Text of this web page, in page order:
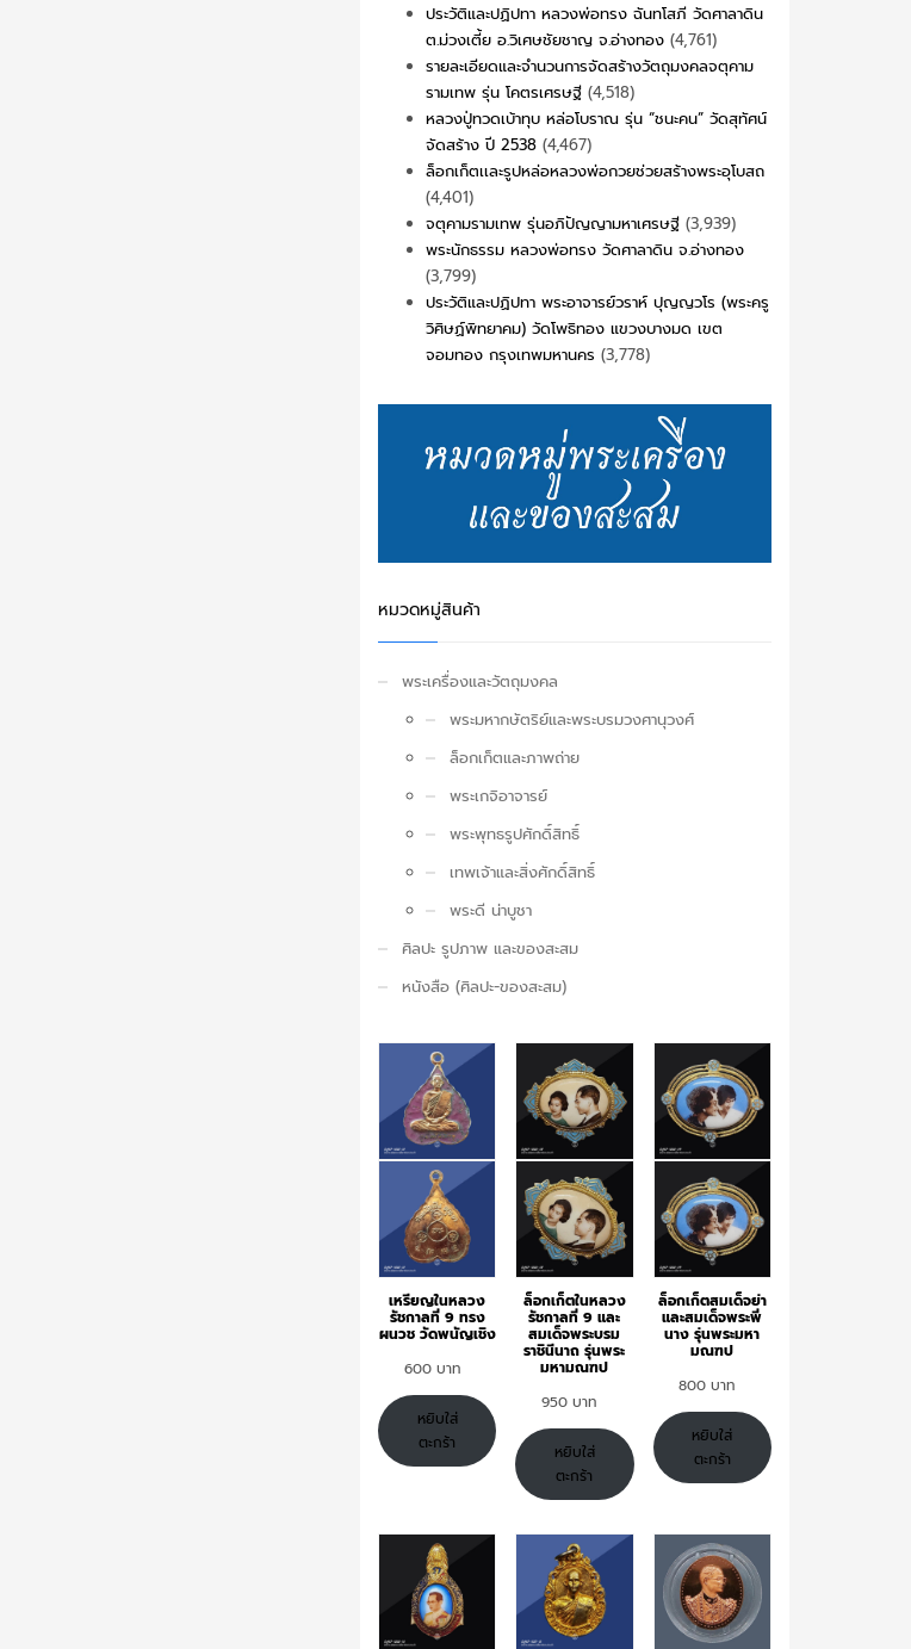
ประวัติและปฏิปทา หลวงพ่อทรง ฉันทโสภี วัดศาลาดิน
ต.ม่วงเตี้ย อ.วิเศษชัยชาญ จ.อ่างทอง (4,761)
รายละเอียดและจำนวนการจัดสร้างวัตถุมงคลจตุคาม
รามเทพ รุ่น โคตรเศรษฐี (4,518)
หลวงปู่ทวดเบ้าทุบ หล่อโบราณ รุ่น “ชนะคน” วัดสุทัศน์
จัดสร้าง ปี 2538 (4,467)
ล็อกเก็ตเเละรูปหล่อหลวงพ่อกวยช่วยสร้างพระอุโบสถ
(4,401)
จตุคามรามเทพ รุ่นอภิปัญญามหาเศรษฐี (3,939)
พระนักธรรม หลวงพ่อทรง วัดศาลาดิน จ.อ่างทอง
(3,799)
ประวัติและปฏิปทา พระอาจารย์วราห์ ปุญญวโร (พระครู
วิศิษฏ์พิทยาคม) วัดโพธิทอง แขวงบางมด เขต
จอมทอง กรุงเทพมหานคร (3,778)
หมวดหมู่สินค้า
พระเครื่องและวัตถุมงคล
พระมหากษัตริย์และพระบรมวงศานุวงศ์
ล็อกเก็ตและภาพถ่าย
พระเกจิอาจารย์
พระพุทธรูปศักดิ์สิทธิ์
เทพเจ้าและสิ่งศักดิ์สิทธิ์
พระดี น่าบูชา
ศิลปะ รูปภาพ และของสะสม
หนังสือ (ศิลปะ-ของสะสม)
เหรียญในหลวง
รัชกาลที่ 9 ทรง
ผนวช วัดพนัญเชิง
600
หยิบใส่
ตะกร้า
ล็อกเก็ตในหลวง
รัชกาลที่ 9 และ
สมเด็จพระบรม
ราชินีนาถ รุ่นพระ
มหามณฑป
950
หยิบใส่
ตะกร้า
ล็อกเก็ตสมเด็จย่า
และสมเด็จพระพี่
นาง รุ่นพระมหา
มณฑป
800
หยิบใส่
ตะกร้า